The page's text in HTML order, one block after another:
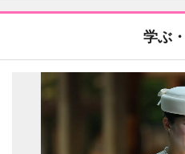
学ぶ